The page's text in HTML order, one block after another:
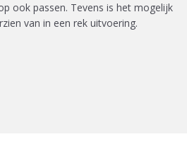
ook passen. Tevens is het mogelijk
van in een rek uitvoering.